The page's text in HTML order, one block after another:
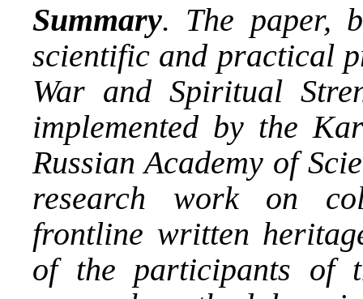
Summary. The paper,
scientific and practical
War and Spiritual
implemented by the
Russian Academy of
research work on
frontline written
of the participants of